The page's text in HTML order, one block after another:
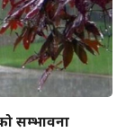
सम्भावना